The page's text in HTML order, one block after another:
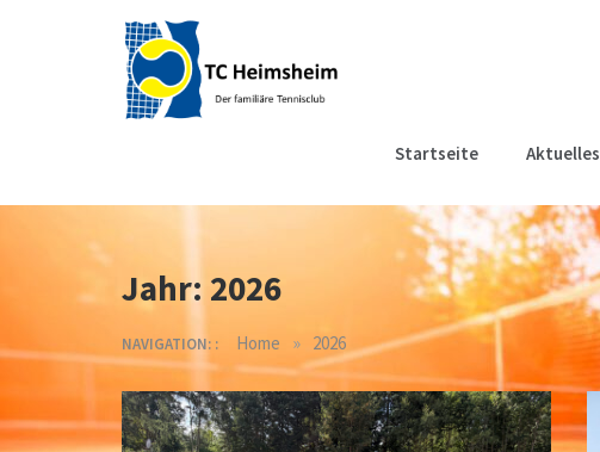
Startseite Aktuelles
Jahr: 2026
NAVIGATION: : Home » 2026